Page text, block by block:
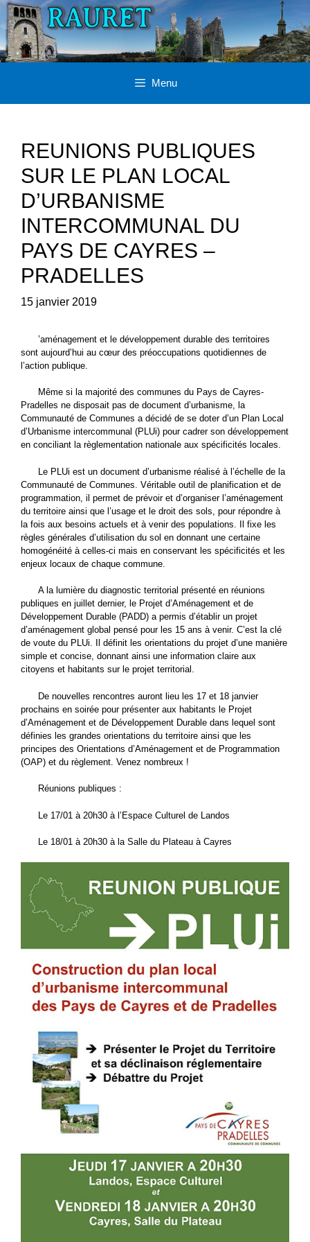
Aller
au
contenu
Menu
REUNIONS PUBLIQUES
SUR LE PLAN LOCAL
D’URBANISME
INTERCOMMUNAL DU
PAYS DE CAYRES –
PRADELLES
15 janvier 2019
’aménagement et le développement durable des territoires
sont aujourd’hui au cœur des préoccupations quotidiennes de
l’action publique.
Même si la majorité des communes du Pays de Cayres-
Pradelles ne disposait pas de document d’urbanisme, la
Communauté de Communes a décidé de se doter d’un Plan Local
d’Urbanisme intercommunal (PLUi) pour cadrer son développement
en conciliant la règlementation nationale aux spécificités locales.
Le PLUi est un document d’urbanisme réalisé à l’échelle de la
Communauté de Communes. Véritable outil de planification et de
programmation, il permet de prévoir et d’organiser l’aménagement
du territoire ainsi que l’usage et le droit des sols, pour répondre à
la fois aux besoins actuels et à venir des populations. Il fixe les
règles générales d’utilisation du sol en donnant une certaine
homogénéité à celles-ci mais en conservant les spécificités et les
enjeux locaux de chaque commune.
A la lumière du diagnostic territorial présenté en réunions
publiques en juillet dernier, le Projet d’Aménagement et de
Développement Durable (PADD) a permis d’établir un projet
d’aménagement global pensé pour les 15 ans à venir. C’est la clé
de voute du PLUi. Il définit les orientations du projet d’une manière
simple et concise, donnant ainsi une information claire aux
citoyens et habitants sur le projet territorial.
De nouvelles rencontres auront lieu les 17 et 18 janvier
prochains en soirée pour présenter aux habitants le Projet
d’Aménagement et de Développement Durable dans lequel sont
définies les grandes orientations du territoire ainsi que les
principes des Orientations d’Aménagement et de Programmation
(OAP) et du règlement. Venez nombreux !
Réunions publiques :
Le 17/01 à 20h30 à l’Espace Culturel de Landos
Le 18/01 à 20h30 à la Salle du Plateau à Cayres